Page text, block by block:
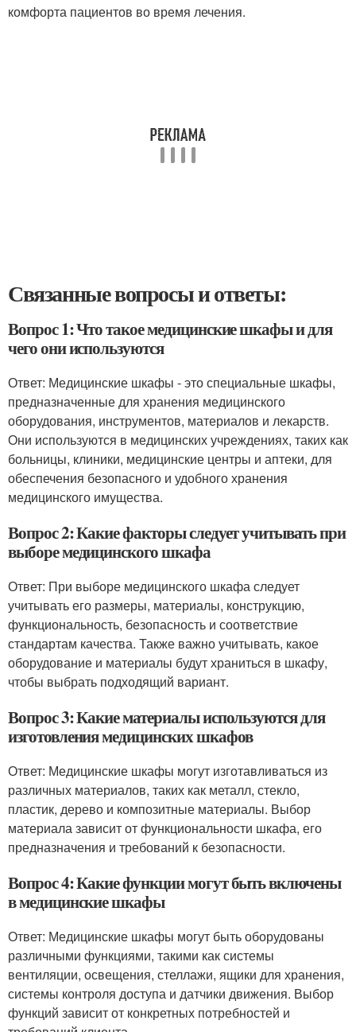
комфорта пациентов во время лечения.
Связанные вопросы и ответы:
Вопрос 1: Что такое медицинские шкафы и для
чего они используются
Ответ: Медицинские шкафы - это специальные шкафы,
предназначенные для хранения медицинского
оборудования, инструментов, материалов и лекарств.
Они используются в медицинских учреждениях, таких как
больницы, клиники, медицинские центры и аптеки, для
обеспечения безопасного и удобного хранения
медицинского имущества.
Вопрос 2: Какие факторы следует учитывать при
выборе медицинского шкафа
Ответ: При выборе медицинского шкафа следует
учитывать его размеры, материалы, конструкцию,
функциональность, безопасность и соответствие
стандартам качества. Также важно учитывать, какое
оборудование и материалы будут храниться в шкафу,
чтобы выбрать подходящий вариант.
Вопрос 3: Какие материалы используются для
изготовления медицинских шкафов
Ответ: Медицинские шкафы могут изготавливаться из
различных материалов, таких как металл, стекло,
пластик, дерево и композитные материалы. Выбор
материала зависит от функциональности шкафа, его
предназначения и требований к безопасности.
Вопрос 4: Какие функции могут быть включены
в медицинские шкафы
Ответ: Медицинские шкафы могут быть оборудованы
различными функциями, такими как системы
вентиляции, освещения, стеллажи, ящики для хранения,
системы контроля доступа и датчики движения. Выбор
функций зависит от конкретных потребностей и